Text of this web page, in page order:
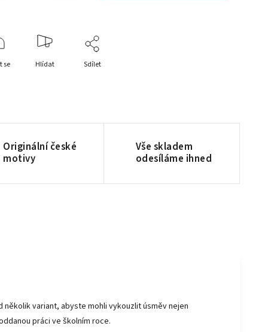
se Hlídat Sdílet
Originální české
motivy
Vše skladem
odesíláme ihned
variant, abyste mohli vykouzlit úsměv nejen
práci ve školním roce.